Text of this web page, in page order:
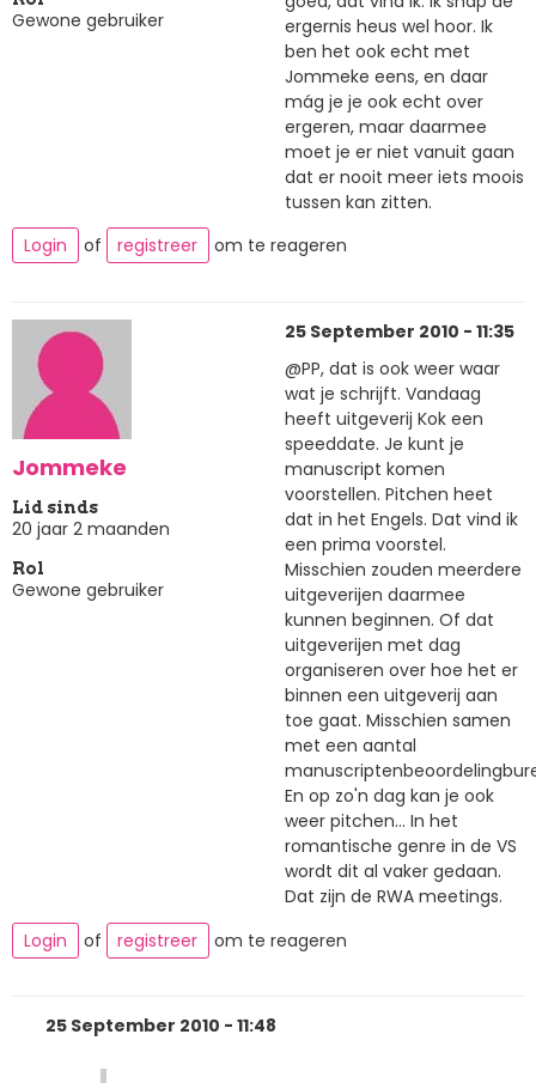
Gewone gebruiker
ergernis heus wel hoor. Ik
ben het ook echt met
Jommeke eens, en daar
mág je je ook echt over
ergeren, maar daarmee
moet je er niet vanuit gaan
dat er nooit meer iets moois
tussen kan zitten.
Login
of registreer om te reageren
Jommeke
Lid sinds
20 jaar 2 maanden
Rol
Gewone gebruiker
25 September 2010 - 11:35
@PP, dat is ook weer waar
wat je schrijft. Vandaag
heeft uitgeverij Kok een
speeddate. Je kunt je
manuscript komen
voorstellen. Pitchen heet
dat in het Engels. Dat vind ik
een prima voorstel.
Misschien zouden meerdere
uitgeverijen daarmee
kunnen beginnen. Of dat
uitgeverijen met dag
organiseren over hoe het er
binnen een uitgeverij aan
toe gaat. Misschien samen
met een aantal
En op zo'n dag kan je ook
weer pitchen... In het
romantische genre in de VS
wordt dit al vaker gedaan.
Dat zijn de RWA meetings.
Login
of registreer om te reageren
25 September 2010 - 11:48